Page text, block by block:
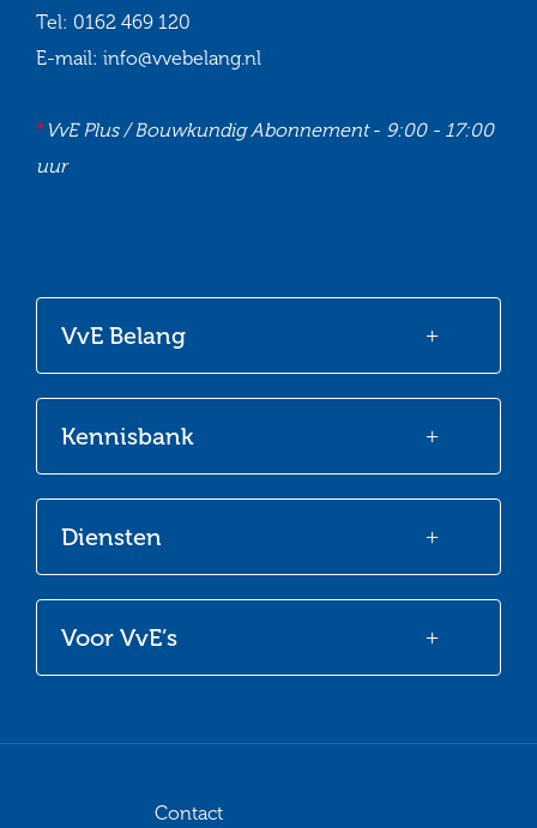
Voor VvE’s
Diensten
Kennisbank
VvE Belang
Tel: 0162 469 120
E-mail: info@vvebelang.nl
*VvE Plus / Bouwkundig Abonnement- 9:00 - 17:00
uur
Contact